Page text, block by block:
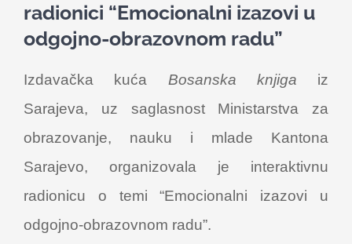
Obavještenja
Vijeće roditelja
Kontakt
radionici “Emocionalni izazovi u
odgojno-obrazovnom radu”
Izdavačka kuća Bosanska knjiga iz
Sarajeva, uz saglasnost Ministarstva za
obrazovanje, nauku i mlade Kantona
Sarajevo, organizovala je interaktivnu
radionicu o temi “Emocionalni izazovi u
odgojno-obrazovnom radu”.